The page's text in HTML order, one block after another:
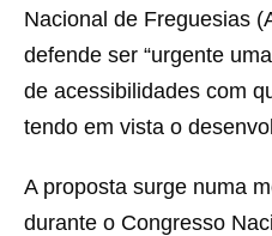
Nacional de Freguesias
defende ser “urgente
de acessibilidades com
tendo em vista o
A proposta surge numa
durante o Congresso